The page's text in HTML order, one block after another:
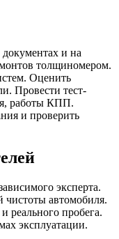
и на
толщиномером.
Оценить
Провести тест-
работы КПП.
и проверить
эксперта.
автомобиля.
реального пробега.
эксплуатации.